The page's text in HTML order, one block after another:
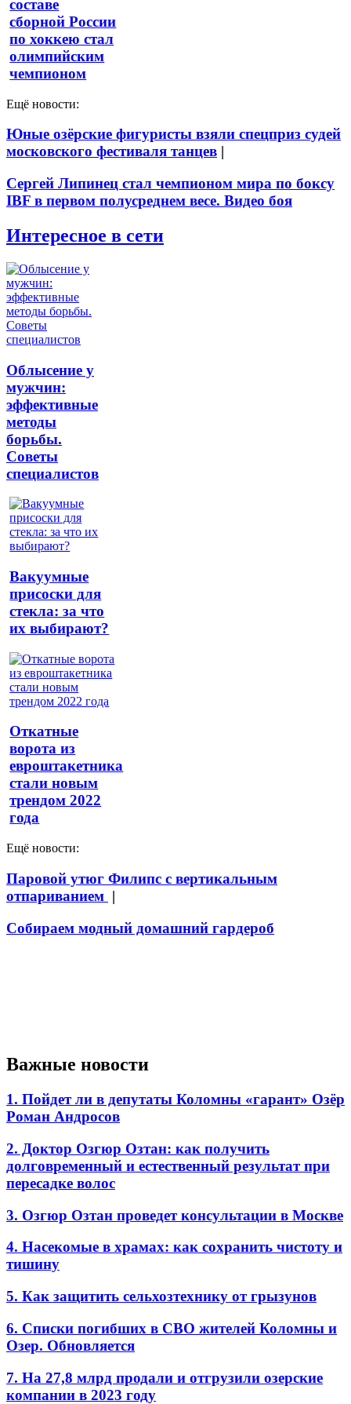
составе
сборной России
по хоккею стал
олимпийским
чемпионом
Ещё новости:
Юные озёрские фигуристы взяли спецприз судей
московского фестиваля танцев |
Сергей Липинец стал чемпионом мира по боксу
IBF в первом полусреднем весе. Видео боя
Интересное в сети
Облысение у
мужчин:
эффективные
методы
борьбы.
Советы
специалистов
Вакуумные
присоски для
стекла: за что
их выбирают?
Откатные
ворота из
евроштакетника
стали новым
трендом 2022
года
Ещё новости:
Паровой утюг Филипс с вертикальным
отпариванием |
Собираем модный домашний гардероб
Важные новости
1. Пойдет ли в депутаты Коломны «гарант» Озёр
Роман Андросов
2. Доктор Озгюр Озтан: как получить
долговременный и естественный результат при
пересадке волос
3. Озгюр Озтан проведет консультации в Москве
4. Насекомые в храмах: как сохранить чистоту и
тишину
5. Как защитить сельхозтехнику от грызунов
6. Списки погибших в СВО жителей Коломны и
Озер. Обновляется
7. На 27,8 млрд продали и отгрузили озерские
компании в 2023 году